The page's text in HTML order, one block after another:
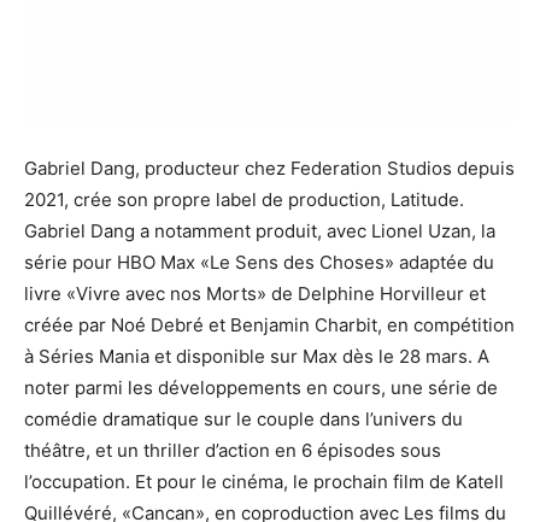
Gabriel Dang, producteur chez Federation Studios depuis
2021, crée son propre label de production, Latitude.
Gabriel Dang a notamment produit, avec Lionel Uzan, la
série pour HBO Max «Le Sens des Choses» adaptée du
livre «Vivre avec nos Morts» de Delphine Horvilleur et
créée par Noé Debré et Benjamin Charbit, en compétition
à Séries Mania et disponible sur Max dès le 28 mars. A
noter parmi les développements en cours, une série de
comédie dramatique sur le couple dans l’univers du
théâtre, et un thriller d’action en 6 épisodes sous
l’occupation. Et pour le cinéma, le prochain film de Katell
Quillévéré, «Cancan», en coproduction avec Les films du